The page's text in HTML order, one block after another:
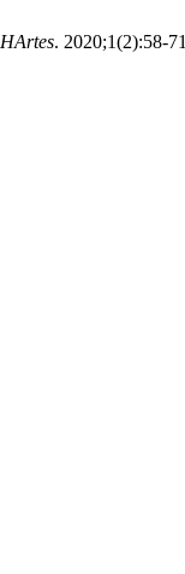
HArtes. 2020;1(2):58-